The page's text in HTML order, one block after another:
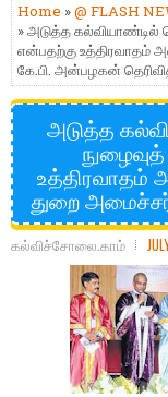
Home »@ FLASH
» அடுத்த கல்வியாண்டில்
என்பதற்கு உத்திரவாதம்
கே.பி. அன்பழகன்
அடுத்த
உத்திரவாதம்
துறை
கல்விச்சோலை.காம்